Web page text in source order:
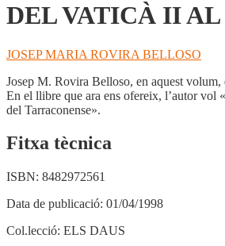
DEL VATICÀ II
JOSEP MARIA ROVIRA BELLOSO
Josep M. Rovira Belloso, en aquest
En el llibre que ara ens ofereix, l’autor vol
del Tarraconense».
Fitxa tècnica
ISBN: 8482972561
Data de publicació: 01/04/1998
Col.lecció: ELS DAUS